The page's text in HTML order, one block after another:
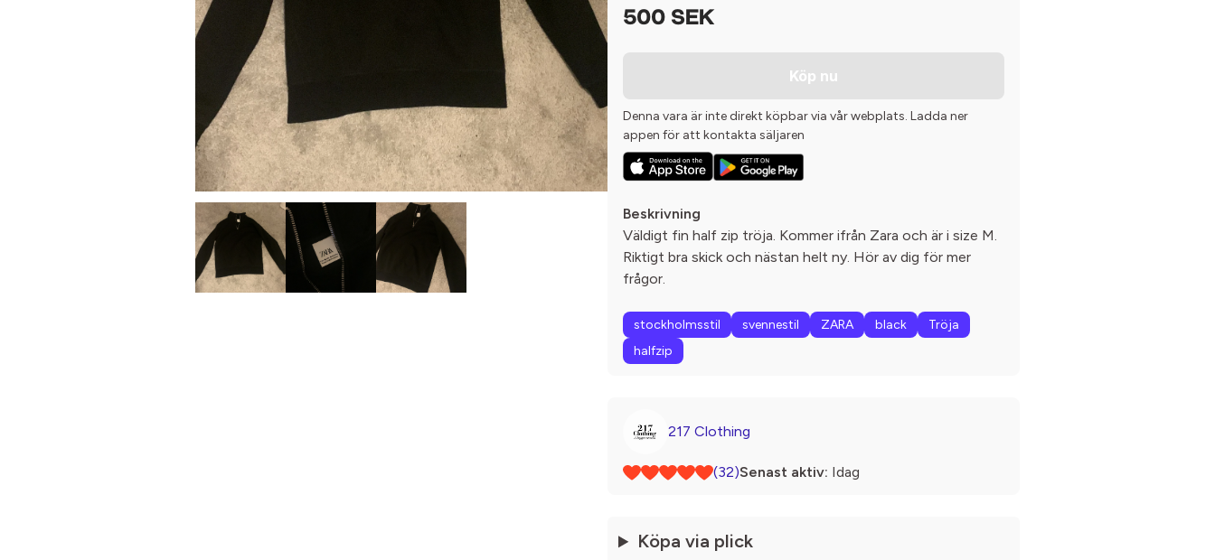
500 SEK
Köp nu
Denna vara är inte direkt köpbar via vår webplats. Ladda ner
appen för att kontakta säljaren
Beskrivning
Väldigt fin half zip tröja. Kommer ifrån Zara och är i size M.
Riktigt bra skick och nästan helt ny. Hör av dig för mer
frågor.
stockholmsstil svennestil ZARA black
Tröja
halfzip
217 Clothing
(32)Senast aktiv: Idag
Köpa via plick